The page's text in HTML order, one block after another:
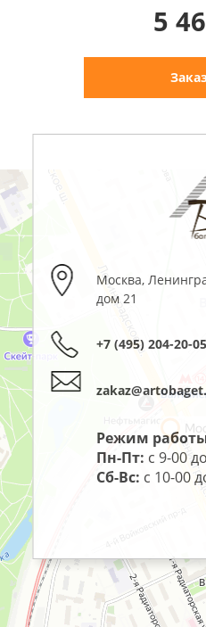
5
Москва,
дом 21
+7 (495) 204-20-05
Режим
Пн-Пт: с 9-00
Сб-Вс: с 10-00